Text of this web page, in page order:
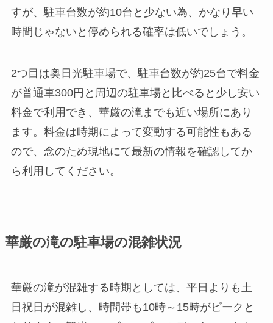
すが、駐車台数が約10台と少ない為、かなり早い
時間じゃないと停められる確率は低いでしょう。
2つ目は奥日光駐車場で、駐車台数が約25台で料金
が普通車300円と周辺の駐車場と比べると少し安い
料金で利用でき、華厳の滝までも近い場所にあり
ます。 料金は時期によって変動する可能性もある
ので、念のため現地にて最新の情報を確認してか
ら利用してください。
華厳の滝の駐車場の混雑状況
華厳の滝が混雑する時期としては、平日よりも土
日祝日が混雑し、時間帯も10時～15時がピークと